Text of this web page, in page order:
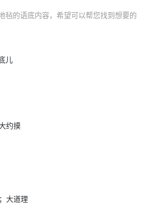
毡的语底内容，希望可以帮您找到想要的
儿
约摸
大道理